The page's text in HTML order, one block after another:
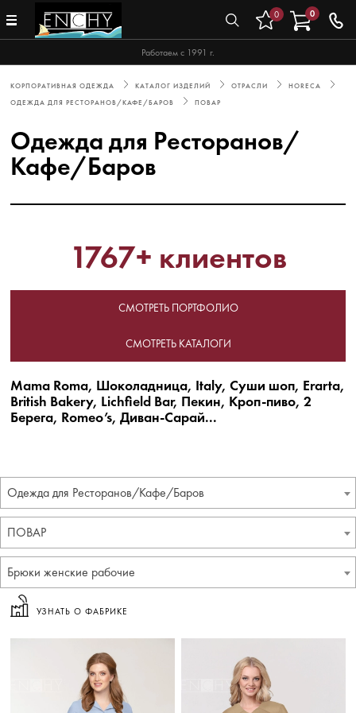
Работаем с 1991 г.
0 0
КОРПОРАТИВНАЯ ОДЕЖДА КАТАЛОГ ИЗДЕЛИЙ ОТРАСЛИ
HORECA
ОДЕЖДА ДЛЯ РЕСТОРАНОВ/КАФЕ/БАРОВ
ПОВАР
Одежда для Ресторанов/
Кафе/Баров
1767+ клиентов
СМОТРЕТЬ ПОРТФОЛИО
СМОТРЕТЬ КАТАЛОГИ
Mama Roma, Шоколадница, Italy, Суши шоп, Erarta,
British Bakery, Lichfield Bar, Пекин, Кроп-пиво, 2
Берега, Romeo’s, Диван-Сарай...
Одежда для Ресторанов/Кафе/Баров
ПОВАР
Брюки женские рабочие
УЗНАТЬ О ФАБРИКЕ